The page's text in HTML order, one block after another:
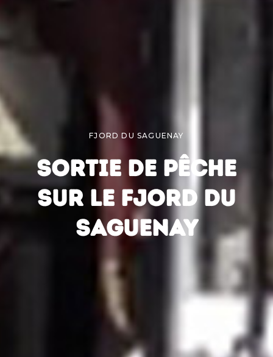
FJORD DU SAGUENAY
SORTIE DE PÊCHE
SUR LE FJORD DU
SAGUENAY